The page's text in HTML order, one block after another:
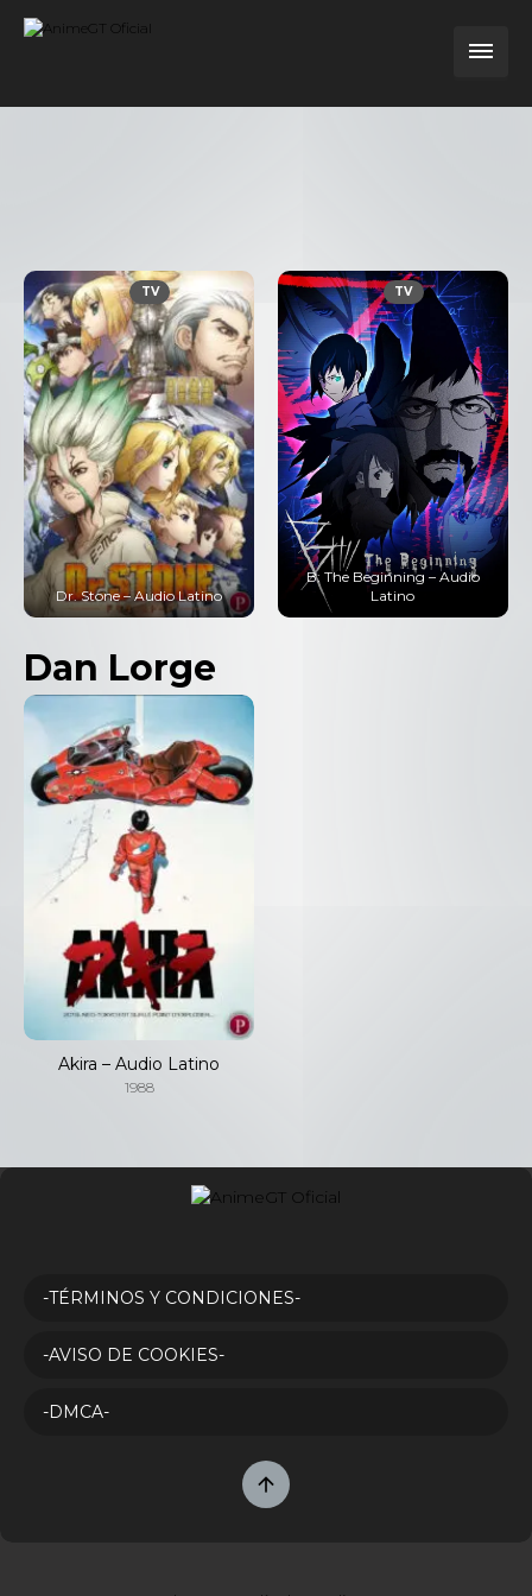
TV
Dr. Stone – Audio Latino
TV
B: The Beginning – Audio
Latino
Dan Lorge
Akira – Audio Latino
1988
-TÉRMINOS Y CONDICIONES-
-AVISO DE COOKIES-
-DMCA-